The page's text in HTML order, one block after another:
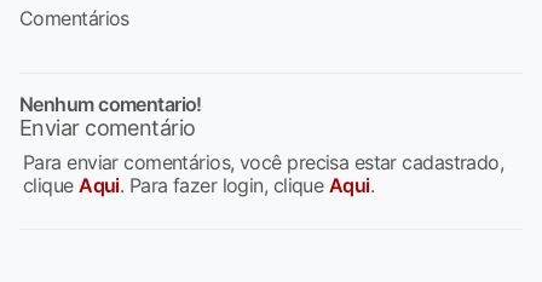
Comentários
Nenhum comentario!
Enviar comentário
Para enviar comentários, você precisa estar cadastrado,
cliqueAqui. Para fazer login, clique Aqui.